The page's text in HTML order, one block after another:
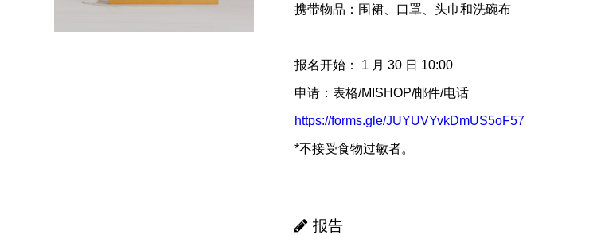
携带物品：围裙、口罩、头巾和洗碗布
报名开始： 1 月 30 日 10:00
申请：表格/MISHOP/邮件/电话
https://forms.gle/JUYUVYvkDmUS5oF57
*不接受食物过敏者。
报告